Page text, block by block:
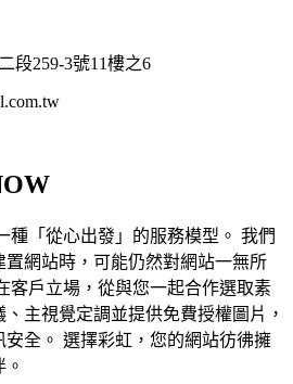
段259-3號11樓之6
種「從心出發」的服務模型。 我們
網站時，可能仍然對網站一無所
客戶立場，從與您一起合作選取素
主視覺定調並提供免費授權圖片，
全。 選擇彩虹，您的網站彷彿擁